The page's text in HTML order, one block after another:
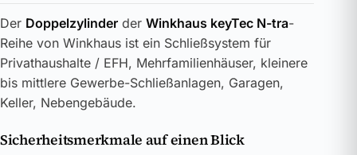
Der Doppelzylinder der Winkhaus keyTec N-tra-
Reihe von Winkhaus ist ein Schließsystem für
Privathaushalte / EFH, Mehrfamilienhäuser, kleinere
bis mittlere Gewerbe-Schließanlagen, Garagen,
Keller, Nebengebäude.
Sicherheitsmerkmale auf einen Blick